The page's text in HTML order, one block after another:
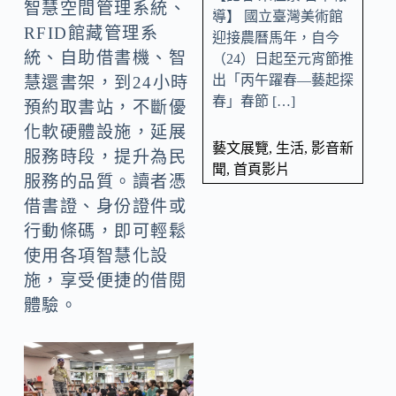
智慧空間管理系統、
RFID館藏管理系
統、自助借書機、智
慧還書架，到24小時
預約取書站，不斷優
化軟硬體設施，延展
服務時段，提升為民
服務的品質。讀者憑
借書證、身份證件或
行動條碼，即可輕鬆
使用各項智慧化設
施，享受便捷的借閱
體驗。
導】 國立臺灣美術館
迎接農曆馬年，自今
（24）日起至元宵節推
出「丙午躍春—藝起探
春」春節 […]
藝文展覽, 生活, 影音新
聞, 首頁影片